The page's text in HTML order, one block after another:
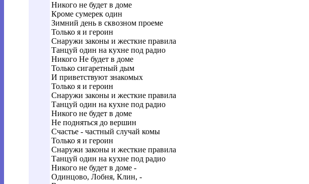
Никого не будет в доме
Кроме сумерек один
Зимний день в сквозном проеме
Только я и героин
Снаружи законы и жесткие правила
Танцуй один на кухне под радио
Никого Не будет в доме
Только сигаретный дым
И приветствуют знакомых
Только я и героин
Снаружи законы и жесткие правила
Танцуй один на кухне под радио
Никого не будет в доме
Не подняться до вершин
Счастье - частный случай комы
Только я и героин
Снаружи законы и жесткие правила
Танцуй один на кухне под радио
Никого не будет в доме -
Одинцово, Лобня, Клин, -